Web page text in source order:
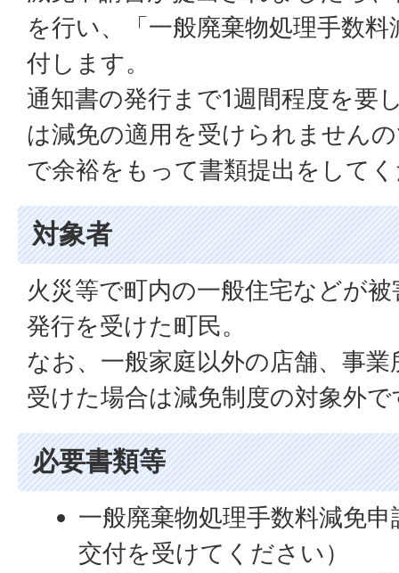
を行い、「一般廃棄物処理手数
付します。
通知書の発行まで1週間程度を要
は減免の適用を受けられません
で余裕をもって書類提出をして
対象者
火災等で町内の一般住宅などが
発行を受けた町民。
なお、一般家庭以外の店舗、事
受けた場合は減免制度の対象外で
必要書類等
一般廃棄物処理手数料減免
交付を受けてください）